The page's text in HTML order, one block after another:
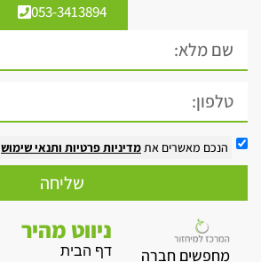
053-3413894
הנכם מאשרים אתמדיניות פרטיות ותנאי שימוש
שליחה
מחפשים חברה
ניווט מהיר
דף הבית